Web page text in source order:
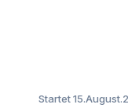
Startet